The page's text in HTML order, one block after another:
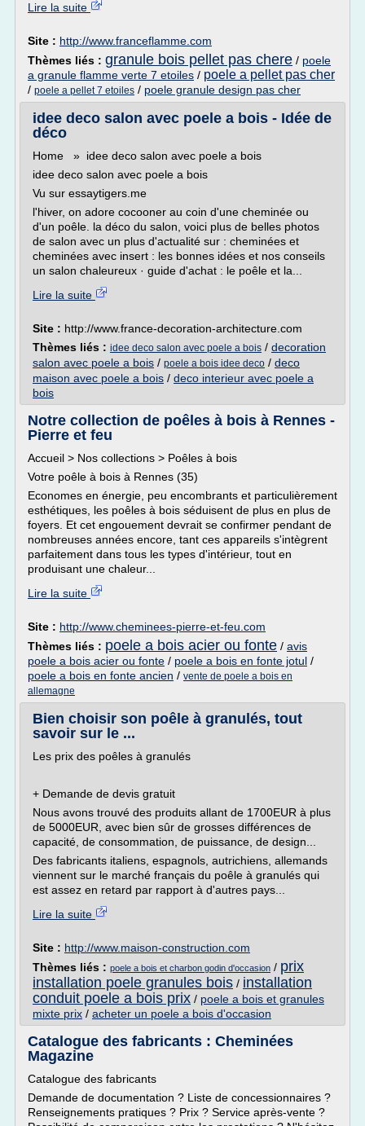
Lire la suite
Site : http://www.franceflamme.com
Thèmes liés : granule bois pellet pas chere / poele
a granule flamme verte 7 etoiles / poele a pellet pas cher
/ poele a pellet 7 etoiles / poele granule design pas cher
idee deco salon avec poele a bois - Idée de
déco
Home » idee deco salon avec poele a bois
idee deco salon avec poele a bois
Vu sur essaytigers.me
l'hiver, on adore cocooner au coin d'une cheminée ou
d'un poêle. la déco du salon, voici plus de belles photos
de salon avec un plus d'actualité sur : cheminées et
cheminées avec insert : les bonnes idées et nos conseils
un salon chaleureux · guide d'achat : le poêle et la...
Lire la suite
Site : http://www.france-decoration-architecture.com
Thèmes liés : idee deco salon avec poele a bois / decoration
salon avec poele a bois / poele a bois idee deco / deco
maison avec poele a bois / deco interieur avec poele a
bois
Notre collection de poêles à bois à Rennes -
Pierre et feu
Accueil > Nos collections > Poêles à bois
Votre poêle à bois à Rennes (35)
Economes en énergie, peu encombrants et particulièrement
esthétiques, les poêles à bois séduisent de plus en plus de
foyers. Et cet engouement devrait se confirmer pendant de
nombreuses années encore, tant ces appareils s'intègrent
parfaitement dans tous les types d'intérieur, tout en
produisant une chaleur...
Lire la suite
Site : http://www.cheminees-pierre-et-feu.com
Thèmes liés : poele a bois acier ou fonte / avis
poele a bois acier ou fonte / poele a bois en fonte jotul /
poele a bois en fonte ancien / vente de poele a bois en
allemagne
Bien choisir son poêle à granulés, tout
savoir sur le ...
Les prix des poêles à granulés
+ Demande de devis gratuit
Nous avons trouvé des produits allant de 1700EUR à plus
de 5000EUR, avec bien sûr de grosses différences de
capacité, de consommation, de puissance, de design...
Des fabricants italiens, espagnols, autrichiens, allemands
viennent sur le marché français du poêle à granulés qui
est assez en retard par rapport à d'autres pays...
Lire la suite
Site : http://www.maison-construction.com
Thèmes liés : poele a bois et charbon godin d'occasion / prix
installation poele granules bois / installation
conduit poele a bois prix / poele a bois et granules
mixte prix / acheter un poele a bois d'occasion
Catalogue des fabricants : Cheminées
Magazine
Catalogue des fabricants
Demande de documentation ? Liste de concessionnaires ?
Renseignements pratiques ? Prix ? Service après-vente ?